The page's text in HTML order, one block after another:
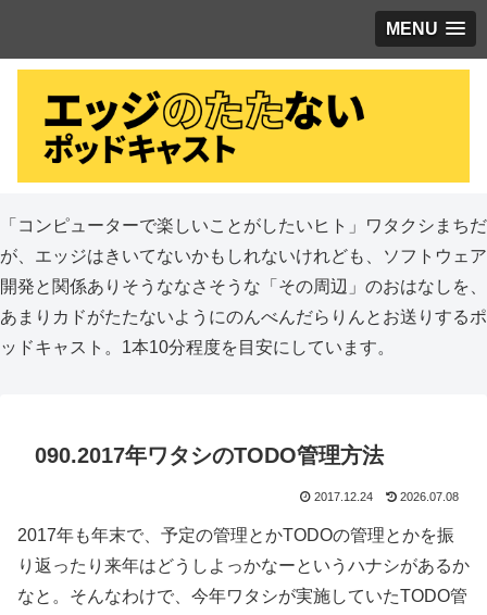
MENU
「コンピューターで楽しいことがしたいヒト」ワタクシまちだ
が、エッジはきいてないかもしれないけれども、ソフトウェア
開発と関係ありそうななさそうな「その周辺」のおはなしを、
あまりカドがたたないようにのんべんだらりんとお送りするポ
ッドキャスト。1本10分程度を目安にしています。
090.2017年ワタシのTODO管理方法
2017.12.24 2026.07.08
2017年も年末で、予定の管理とかTODOの管理とかを振
り返ったり来年はどうしよっかなーというハナシがあるか
なと。そんなわけで、今年ワタシが実施していたTODO管